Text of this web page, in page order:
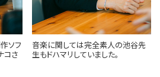
ソフ
コさ
音楽に関しては完全素人の池谷先
生もドハマリしていました。